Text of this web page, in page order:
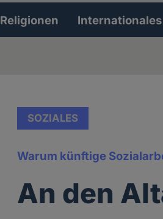
Volltextsuche
Religionen Internationales
SOZIALES
Warum künftige
An den